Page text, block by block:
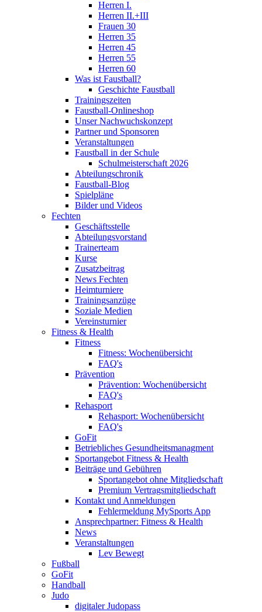
Herren I.
Herren II.+III
Frauen 30
Herren 35
Herren 45
Herren 55
Herren 60
Was ist Faustball?
Geschichte Faustball
Trainingszeiten
Faustball-Onlineshop
Unser Nachwuchskonzept
Partner und Sponsoren
Veranstaltungen
Faustball in der Schule
Schulmeisterschaft 2026
Abteilungschronik
Faustball-Blog
Spielpläne
Bilder und Videos
Fechten
Geschäftsstelle
Abteilungsvorstand
Trainerteam
Kurse
Zusatzbeitrag
News Fechten
Heimturniere
Trainingsanzüge
Soziale Medien
Vereinsturnier
Fitness & Health
Fitness
Fitness: Wochenübersicht
FAQ's
Prävention
Prävention: Wochenübersicht
FAQ's
Rehasport
Rehasport: Wochenübersicht
FAQ's
GoFit
Betriebliches Gesundheitsmanagment
Sportangebot Fitness & Health
Beiträge und Gebühren
Sportangebot ohne Mitgliedschaft
Premium Vertragsmitgliedschaft
Kontakt und Anmeldungen
Fehlermeldung MySports App
Ansprechpartner: Fitness & Health
News
Veranstaltungen
Lev Bewegt
Fußball
GoFit
Handball
Judo
digitaler Judopass